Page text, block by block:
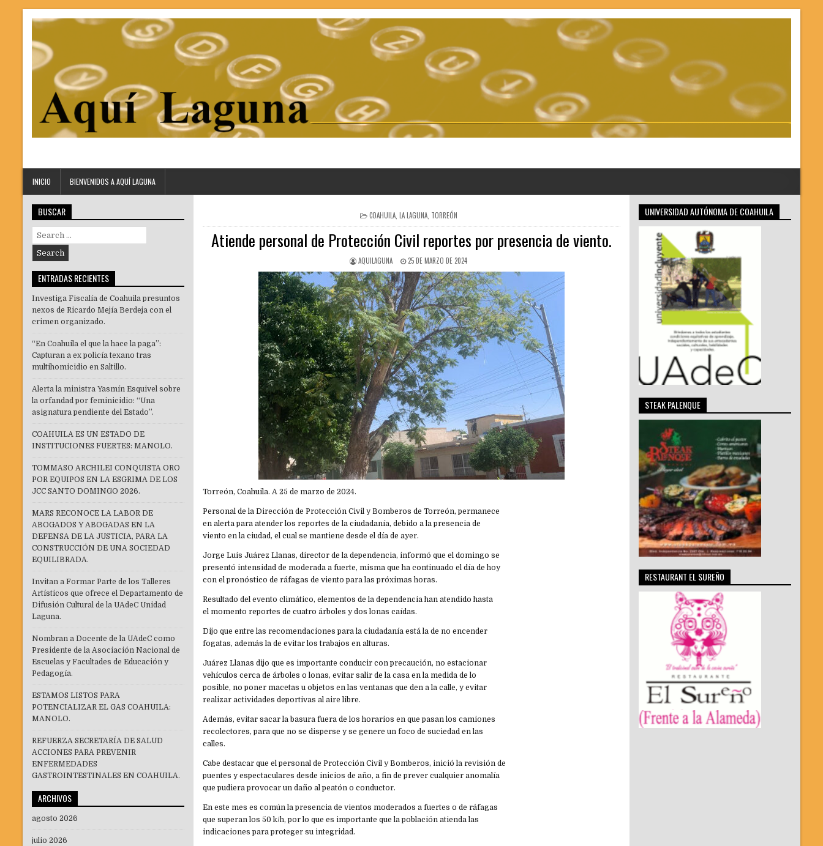
INICIO BIENVENIDOS A AQUÍ LAGUNA
POSTED
IN
COAHUILA, LA LAGUNA, TORREÓN
Atiende personal de Protección Civil reportes por presencia de viento.
AQUILAGUNA 25 DE MARZO DE 2024
Torreón, Coahuila. A 25 de marzo de 2024.
Personal de la Dirección de Protección Civil y Bomberos de Torreón, permanece
en alerta para atender los reportes de la ciudadanía, debido a la presencia de
viento en la ciudad, el cual se mantiene desde el día de ayer.
Jorge Luis Juárez Llanas, director de la dependencia, informó que el domingo se
presentó intensidad de moderada a fuerte, misma que ha continuado el día de hoy
con el pronóstico de ráfagas de viento para las próximas horas.
Resultado del evento climático, elementos de la dependencia han atendido hasta
el momento reportes de cuatro árboles y dos lonas caídas.
Dijo que entre las recomendaciones para la ciudadanía está la de no encender
fogatas, además la de evitar los trabajos en alturas.
Juárez Llanas dijo que es importante conducir con precaución, no estacionar
vehículos cerca de árboles o lonas, evitar salir de la casa en la medida de lo
posible, no poner macetas u objetos en las ventanas que den a la calle, y evitar
realizar actividades deportivas al aire libre.
Además, evitar sacar la basura fuera de los horarios en que pasan los camiones
recolectores, para que no se disperse y se genere un foco de suciedad en las
calles.
Cabe destacar que el personal de Protección Civil y Bomberos, inició la revisión de
puentes y espectaculares desde inicios de año, a fin de prever cualquier anomalía
que pudiera provocar un daño al peatón o conductor.
En este mes es común la presencia de vientos moderados a fuertes o de ráfagas
que superan los 50 k/h, por lo que es importante que la población atienda las
indicaciones para proteger su integridad.
BUSCAR
Search
for:
ENTRADAS RECIENTES
Investiga Fiscalía de Coahuila presuntos
nexos de Ricardo Mejía Berdeja con el
crimen organizado.
“En Coahuila el que la hace la paga”:
Capturan a ex policía texano tras
multihomicidio en Saltillo.
Alerta la ministra Yasmín Esquivel sobre
la orfandad por feminicidio: “Una
asignatura pendiente del Estado”.
COAHUILA ES UN ESTADO DE
INSTITUCIONES FUERTES: MANOLO.
TOMMASO ARCHILEI CONQUISTA ORO
POR EQUIPOS EN LA ESGRIMA DE LOS
JCC SANTO DOMINGO 2026.
MARS RECONOCE LA LABOR DE
ABOGADOS Y ABOGADAS EN LA
DEFENSA DE LA JUSTICIA, PARA LA
CONSTRUCCIÓN DE UNA SOCIEDAD
EQUILIBRADA.
Invitan a Formar Parte de los Talleres
Artísticos que ofrece el Departamento de
Difusión Cultural de la UAdeC Unidad
Laguna.
Nombran a Docente de la UAdeC como
Presidente de la Asociación Nacional de
Escuelas y Facultades de Educación y
Pedagogía.
ESTAMOS LISTOS PARA
POTENCIALIZAR EL GAS COAHUILA:
MANOLO.
REFUERZA SECRETARÍA DE SALUD
ACCIONES PARA PREVENIR
ENFERMEDADES
GASTROINTESTINALES EN COAHUILA.
ARCHIVOS
agosto 2026
julio 2026
UNIVERSIDAD AUTÓNOMA DE COAHUILA
STEAK PALENQUE
RESTAURANT EL SUREÑO